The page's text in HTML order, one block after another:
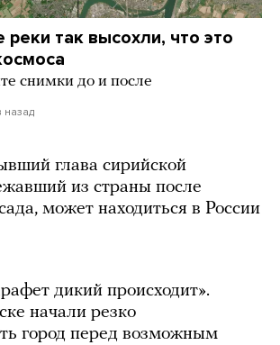
реки так высохли, что это
снимки до и после
назад
глава сирийской
из страны после
может находиться в России
дикий происходит».
начали резко
город перед возможным